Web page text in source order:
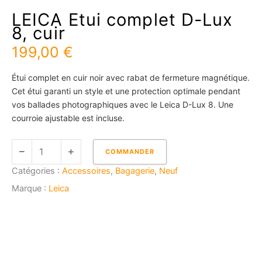
LEICA Etui complet D-Lux
8, cuir
199,00 €
Étui complet en cuir noir avec rabat de fermeture magnétique.
Cet étui garanti un style et une protection optimale pendant
vos ballades photographiques avec le Leica D-Lux 8. Une
courroie ajustable est incluse.
LEICA
Etui
COMMANDER
Catégories : Accessoires, Bagagerie, Neuf
Marque : Leica